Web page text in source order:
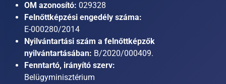
OM azonosító: 029328
Felnőttképzési engedély száma:
E-000280/2014
Nyilvántartási szám a felnőttképzők
nyilvántartásában: B/2020/000409.
Fenntartó, irányító szerv:
Belügyminisztérium